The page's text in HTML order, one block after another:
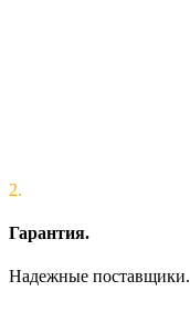
2.
Гарантия.
Надежные поставщики.